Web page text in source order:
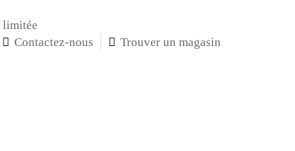
limitée
Contactez-nous Trouver un magasin